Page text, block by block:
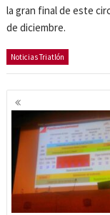
la gran final de este
de diciembre.
Noticias Triatlón
Navegación
de
entradas